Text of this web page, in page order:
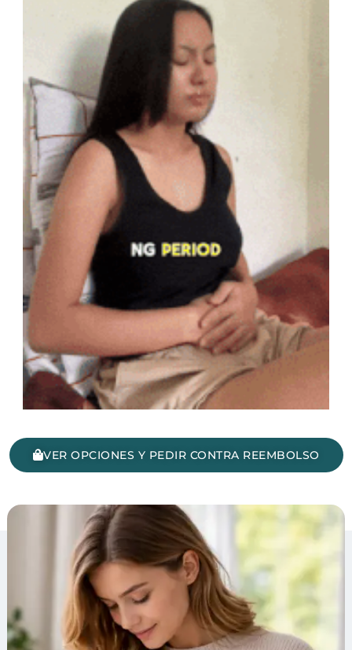
VER OPCIONES Y PEDIR CONTRA REEMBOLSO